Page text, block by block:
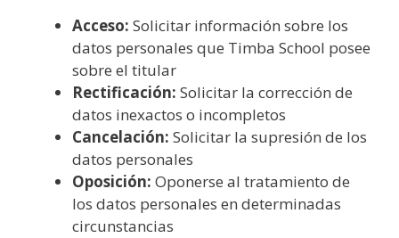
Acceso: Solicitar información sobre los
datos personales que Timba School posee
sobre el titular
Rectificación: Solicitar la corrección de
datos inexactos o incompletos
Cancelación: Solicitar la supresión de los
datos personales
Oposición: Oponerse al tratamiento de
los datos personales en determinadas
circunstancias